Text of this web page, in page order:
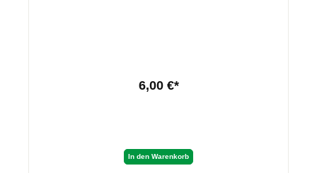
6,00 €*
In den Warenkorb